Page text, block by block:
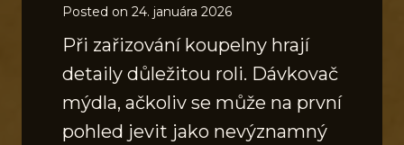
Posted on 24. januára 2026
Při zařizování koupelny hrají
detaily důležitou roli. Dávkovač
mýdla, ačkoliv se může na první
pohled jevit jako nevýznamný